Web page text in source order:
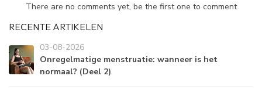
There are no comments yet, be the first one to comment
RECENTE ARTIKELEN
03-08-2026
Onregelmatige menstruatie: wanneer is het
normaal? (Deel 2)